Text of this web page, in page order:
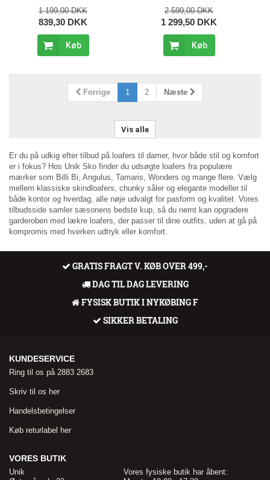
1 199,00 DKK
839,30 DKK
Køb
2 599,00 DKK
1 299,50 DKK
Køb
Forrige 1 2 Næste
Vis alle
Er du på udkig efter tilbud på loafers til damer, hvor både stil og komfort
er i fokus? Hos Unik Sko finder du udsøgte loafers fra populære
mærker som Billi Bi, Angulus, Tamaris, Wonders og mange flere. Vælg
mellem klassiske skindloafers, chunky såler og elegante modeller til
både kontor og hverdag, alle nøje udvalgt for pasform og kvalitet. Vores
tilbudsside samler sæsonens bedste kup, så du nemt kan opgradere
garderoben med lækre loafers, der passer til dine outfits, uden at gå på
kompromis med hverken udtryk eller komfort.
GRATIS FRAGT V. KØB OVER 499,-
DAG TIL DAG LEVERING
FYSISK BUTIK I NYKØBING F
SIKKER BETALING
KUNDESERVICE
Ring til os på 2883 2683
Skriv til os her
Handelsbetingelser
Køb returlabel her
VORES BUTIK
Unik
Vores fysiske butik har åbent: